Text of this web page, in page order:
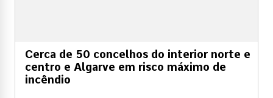
Cerca de 50 concelhos do interior norte e
centro e Algarve em risco máximo de
incêndio